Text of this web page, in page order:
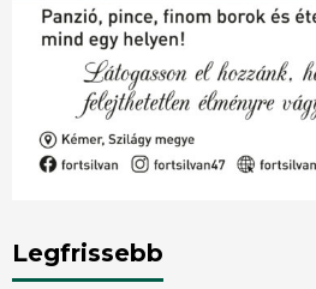
Legfrissebb